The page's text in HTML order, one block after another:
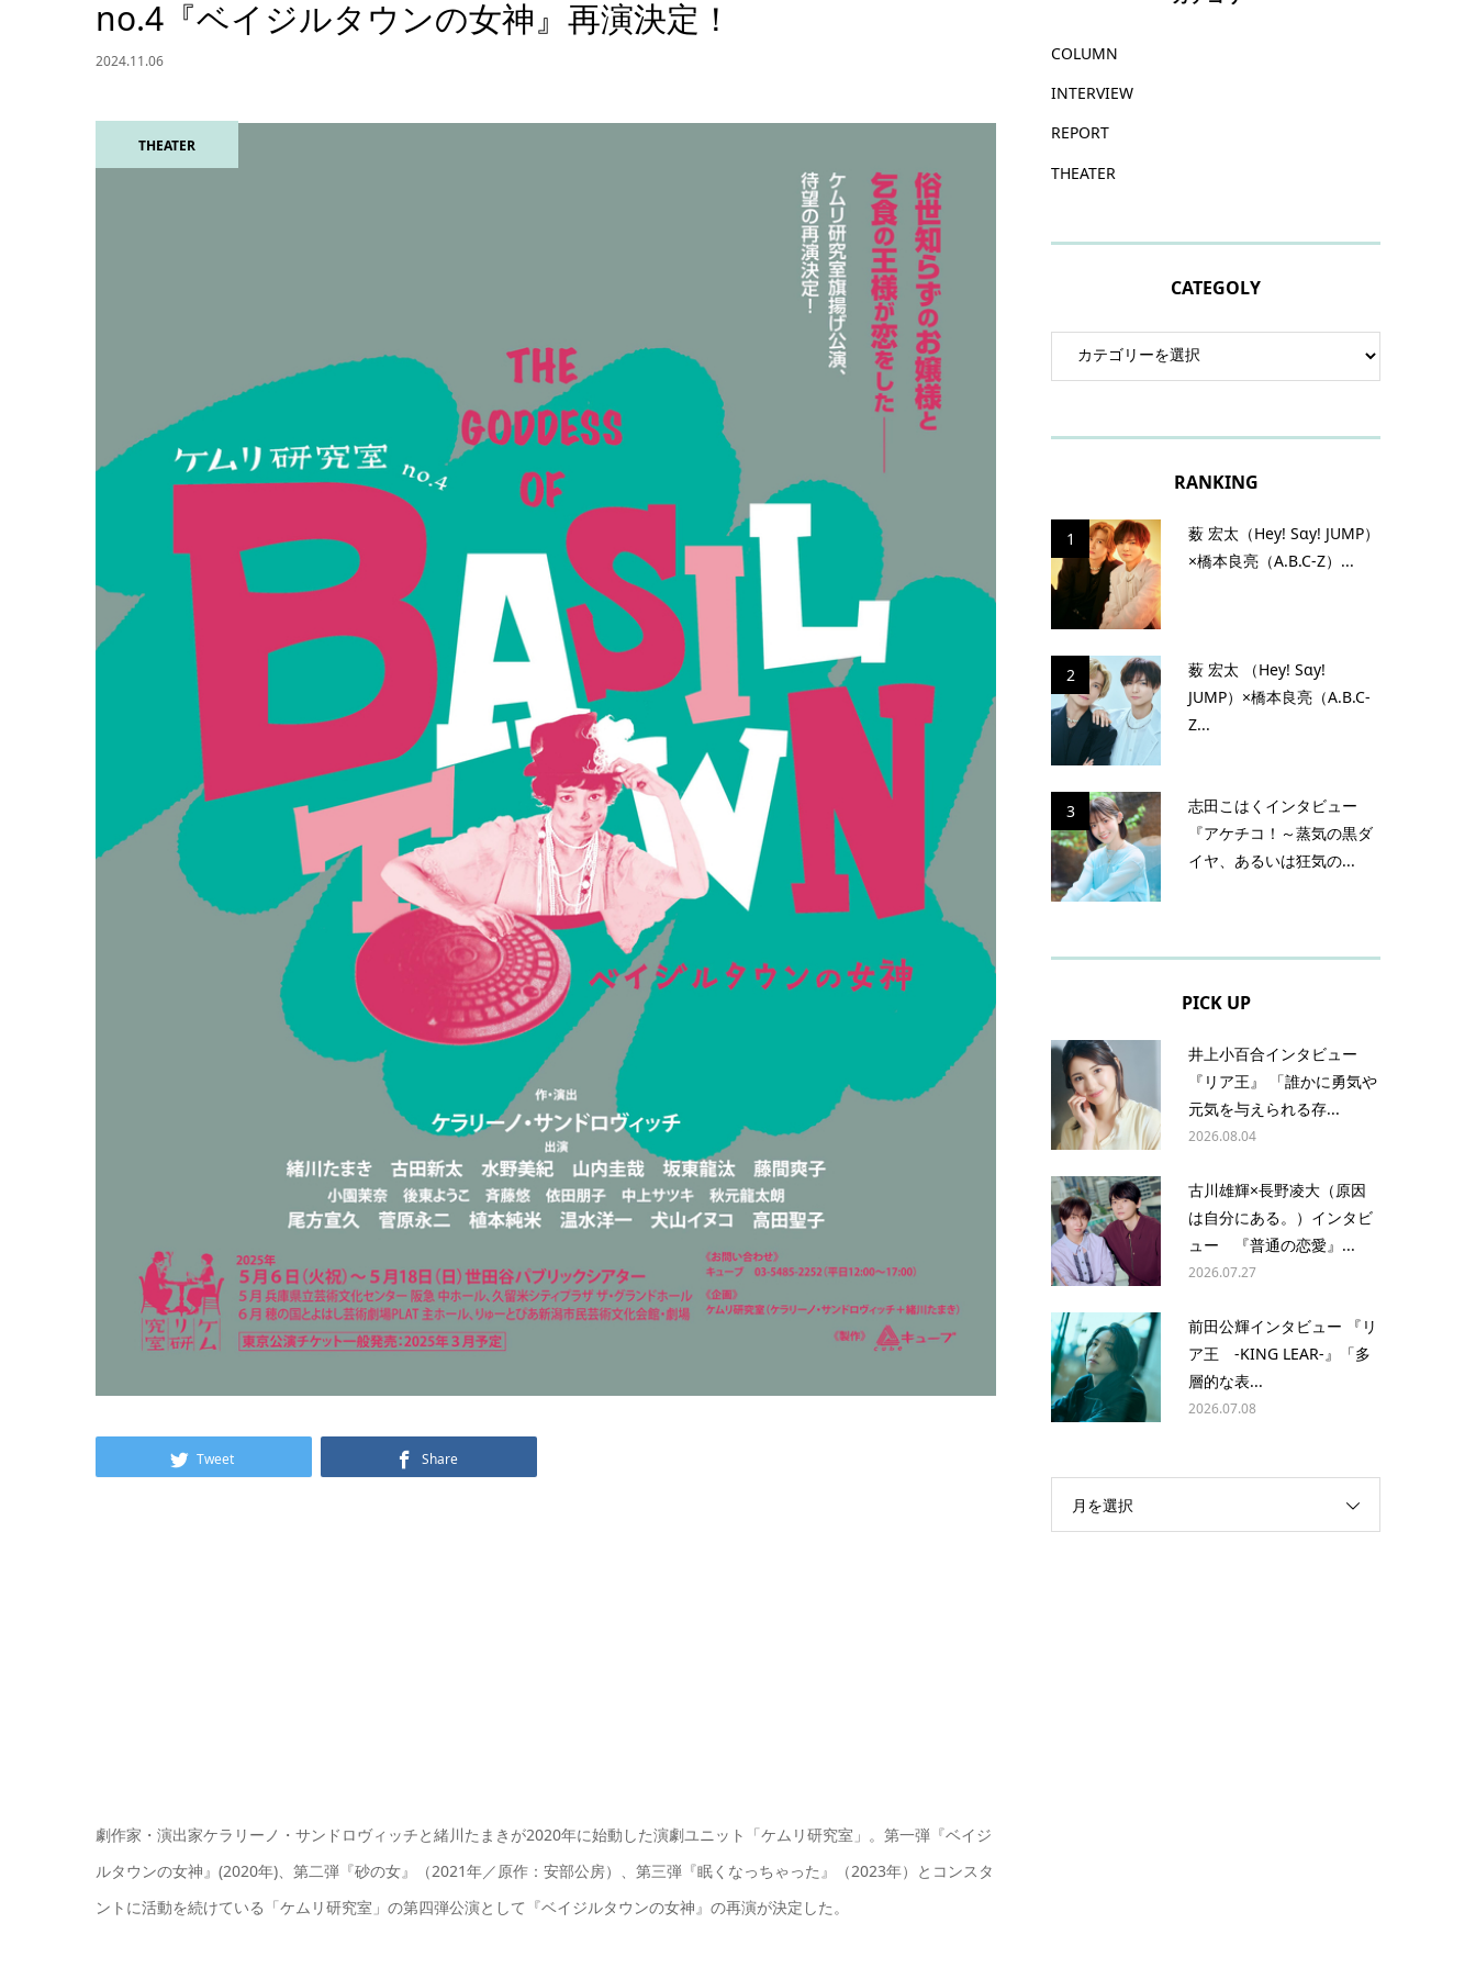
no.4『ベイジルタウンの女神』再演決定！
2024.11.06
THEATER
Tweet Share
劇作家・演出家ケラリーノ・サンドロヴィッチと緒川たまきが2020年に始動した演劇ユニット「ケムリ研究室」。第一弾『ベイジ
ルタウンの女神』(2020年)、第二弾『砂の女』（2021年／原作：安部公房）、第三弾『眠くなっちゃった』（2023年）とコンスタ
ントに活動を続けている「ケムリ研究室」の第四弾公演として『ベイジルタウンの女神』の再演が決定した。
COLUMN
INTERVIEW
REPORT
THEATER
CATEGOLY
RANKING
1
薮 宏太（Hey! Sɑy! JUMP）
×橋本良亮（A.B.C-Z）...
2
薮 宏太 （Hey! Sɑy!
JUMP）×橋本良亮（A.B.C-
Z...
3
志田こはくインタビュー
『アケチコ！～蒸気の黒ダ
イヤ、あるいは狂気の...
PICK UP
井上小百合インタビュー
『リア王』 「誰かに勇気や
元気を与えられる存...
2026.08.04
古川雄輝×長野凌大（原因
は自分にある。）インタビ
ュー 『普通の恋愛』...
2026.07.27
前田公輝インタビュー 『リ
ア王 -KING LEAR-』「多
層的な表...
2026.07.08
月を選択